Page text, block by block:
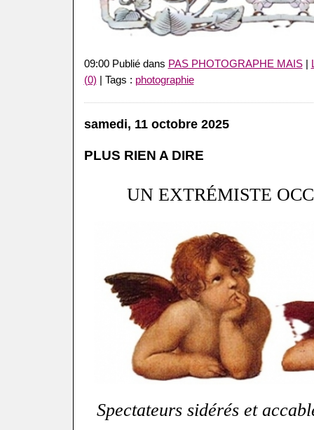
09:00 Publié dans PAS PHOTOGRAPHE MAIS|
(0) | Tags : photographie
samedi, 11 octobre 2025
PLUS RIEN A DIRE
UN EXTRÉMISTE
Spectateurs sidérés et